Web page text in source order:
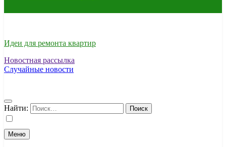
Идеи для ремонта квартир
Новостная рассылка
Случайные новости
Найти:
Меню